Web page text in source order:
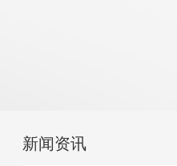
新闻资讯